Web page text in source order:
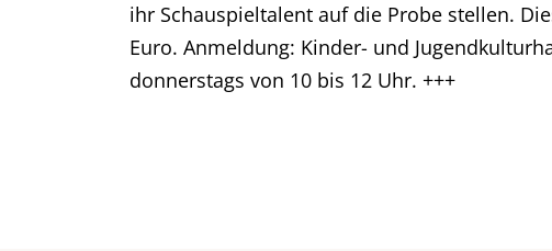
ihr Schauspieltalent auf die Probe stellen.
Euro. Anmeldung: Kinder- und
donnerstags von 10 bis 12 Uhr. +++